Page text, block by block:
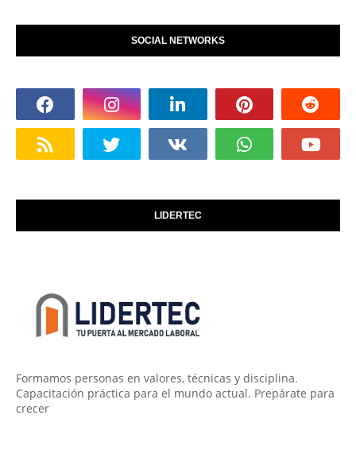
SOCIAL NETWORKS
LIDERTEC
Formamos personas en valores, técnicas y disciplina.
Capacitación práctica para el mundo actual. Prepárate para
crecer